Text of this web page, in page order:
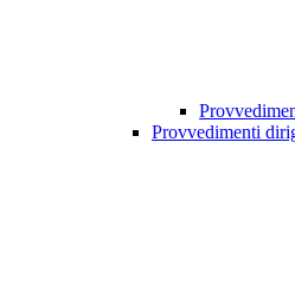
Provvedimenti